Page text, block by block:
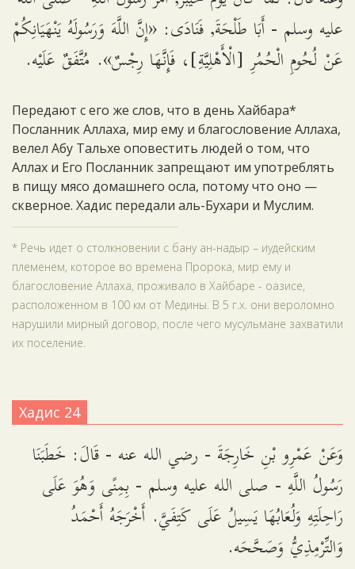
عليه وسلم - أَبَا طَلْحَةَ, فَنَادَى: «إِنَّ اللَّهَ وَرَسُولَهُ يَنْهَيَانِكُمْ
عَنْ لُحُومِ الْحُمُرِ [الْأَهْلِيَّةِ]، فَإِنَّهَا رِجْسٌ». مُتَّفَقٌ عَلَيْه.
Передают с его же слов, что в день Хайбара*
Посланник Аллаха, мир ему и благословение Аллаха,
велел Абу Тальхе оповестить людей о том, что
Аллах и Его Посланник запрещают им употреблять
в пищу мясо домашнего осла, потому что оно —
скверное. Хадис передали аль-Бухари и Муслим.
* Речь идет о столкновении с бану ан-надыр – иудейским
племенем, которое во времена Пророка, мир ему и
благословение Аллаха, проживало в Хайбаре - оазисе,
расположенном в 100 км от Медины. В 5 г.х. они вероломно
нарушили мирный договор, после чего мусульмане захватили
их поселение.
Хадис 24
وَعَنْ عَمْرِو بْنِ خَارِجَةَ - رضي الله عنه - قَالَ: خَطَبَنَا
رَسُولُ اللَّهِ - صلى الله عليه وسلم - بِمِنًى وَهُوَ عَلَى
رَاحِلَتِهِ وَلُعَابُهَا يَسِيلُ عَلَى كَتِفَيَّ. أَخْرَجَهُ أَحْمَدُ
وَالتِّرْمِذِيُّ وَصَحَّحَه.